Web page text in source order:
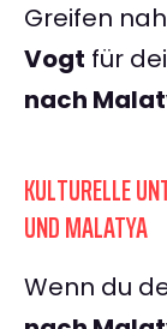
Greifen
Vogt für
nach
KULTURELLE
UND MALATYA
Wenn du